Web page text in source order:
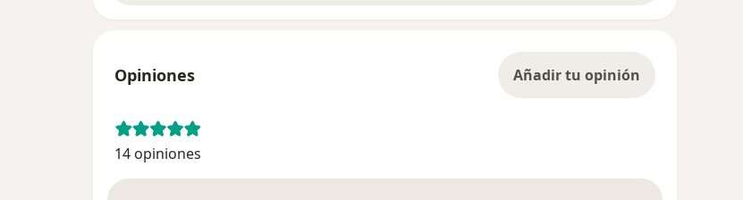
Opiniones Añadir tu opinión
14 opiniones